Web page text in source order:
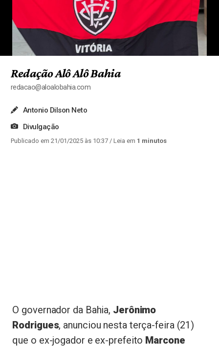
Redação Alô Alô Bahia
redacao@aloalobahia.com
Antonio Dilson Neto
Divulgação
Publicado em 21/01/2025 às 10:37/ Leia em 1 minutos
O governador da Bahia, Jerônimo
Rodrigues, anunciou nesta terça-feira (21)
que o ex-jogador e ex-prefeito Marcone